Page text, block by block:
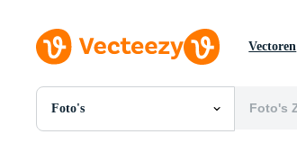
Vectoren
Foto's
Alle Afbeeldingen